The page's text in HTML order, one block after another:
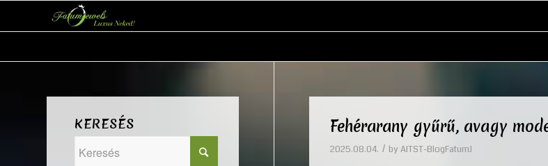
Fehérarany gyűrű, avagy
2025.08.04. / by AITST-BlogFatumJ
KERESÉS